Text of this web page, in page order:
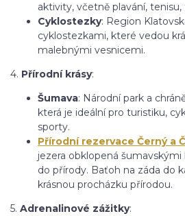
aktivity, včetně plavání,
Cyklostezky: Region
cyklostezkami, které vedou
malebnými vesnicemi.
4. Přírodní krásy:
Šumava: Národní park a
která je ideální pro turistiku,
sporty.
Přírodní rezervace Černý a
jezera obklopená
do přírody. Baťoh na záda do
krásnou procházku přírodou.
5. Adrenalinové zážitky: